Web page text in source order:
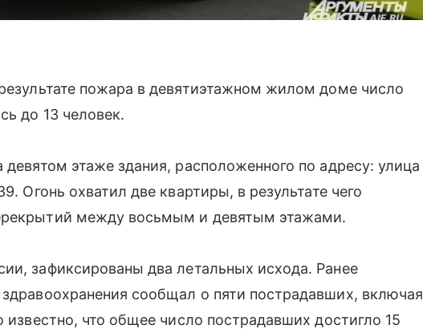
пожара в девятиэтажном жилом доме число
до 13 человек.
этаже здания, расположенного по адресу: улица
Огонь охватил две квартиры, в результате чего
между восьмым и девятым этажами.
зафиксированы два летальных исхода. Ранее
сообщал о пяти пострадавших, включая
что общее число пострадавших достигло 15